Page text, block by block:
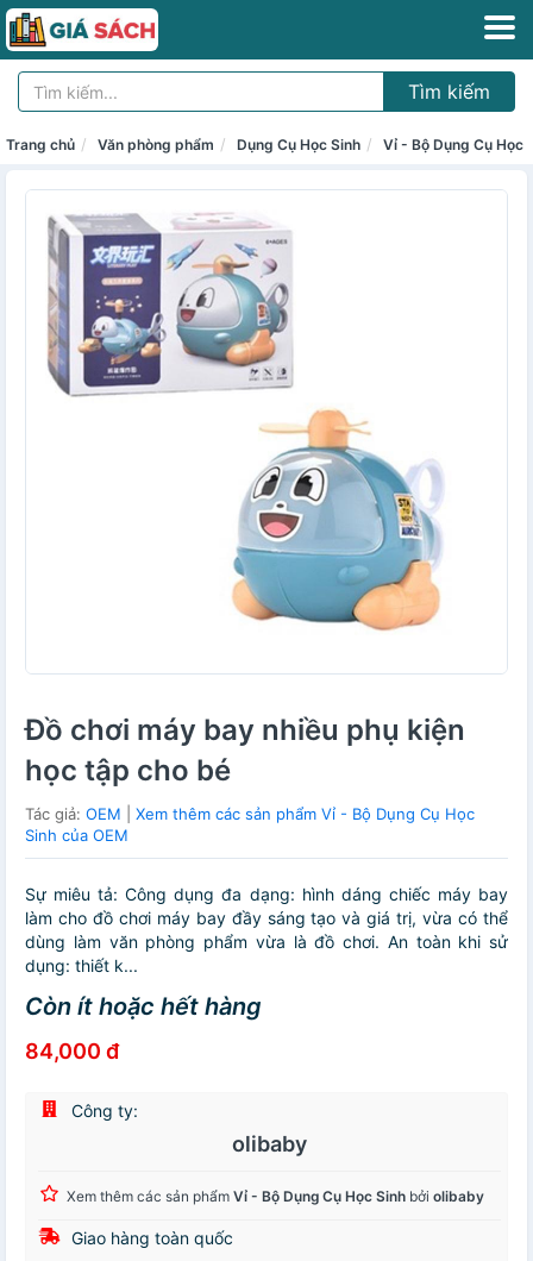
Tìm kiếm
Trang chủ Văn phòng phẩm Dụng Cụ Học Sinh Vỉ - Bộ Dụng Cụ Học
Đồ chơi máy bay nhiều phụ kiện
học tập cho bé
Tác giả: OEM
Xem thêm các sản phẩm Vỉ - Bộ Dụng Cụ Học
Sinh của OEM
Sự miêu tả: Công dụng đa dạng: hình dáng chiếc máy bay
làm cho đồ chơi máy bay đầy sáng tạo và giá trị, vừa có thể
dùng làm văn phòng phẩm vừa là đồ chơi. An toàn khi sử
dụng: thiết k...
Còn ít hoặc hết hàng
84,000 đ
Công ty:
olibaby
Xem thêm các sản phẩm Vỉ - Bộ Dụng Cụ Học Sinh bởi olibaby
Giao hàng toàn quốc